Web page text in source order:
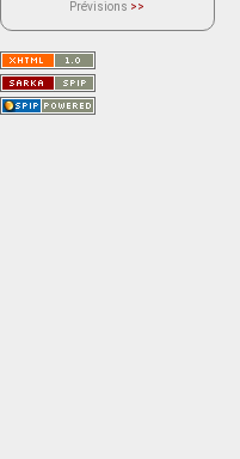
Prévisions >>
actuellement aucune prévision
Saint-Nom.
Veuillez consulter le message du
service ci-dessous.
(401 - Invalid API key. Please see
https://openweathermap.org/faq#error401